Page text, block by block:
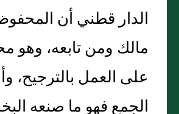
الدار قطني أن
مالك ومن تابعه، وهو
على العمل بالترجيح،
الجمع فهو ما صنعه